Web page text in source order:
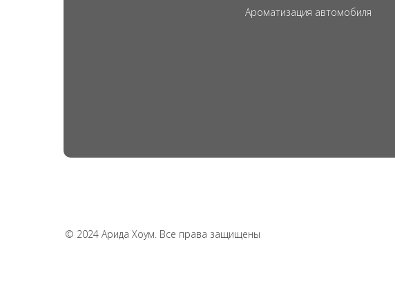
© 2024 Арида Хоум. Все права защищены
Ароматизация автомобиля